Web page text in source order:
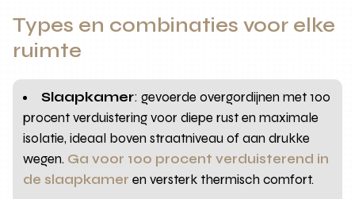
Types en combinaties voor elke
ruimte
Slaapkamer: gevoerde overgordijnen met 100
procent verduistering voor diepe rust en maximale
isolatie, ideaal boven straatniveau of aan drukke
wegen. Ga voor 100 procent verduisterend in
de slaapkamer en versterk thermisch comfort.